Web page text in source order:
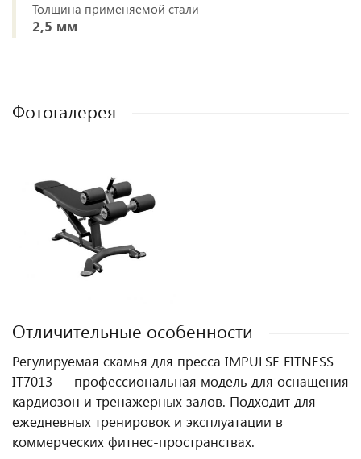
Толщина применяемой стали
2,5 мм
Фотогалерея
Отличительные особенности
Регулируемая скамья для пресса IMPULSE FITNESS
IT7013 — профессиональная модель для оснащения
кардиозон и тренажерных залов. Подходит для
ежедневных тренировок и эксплуатации в
коммерческих фитнес‑пространствах.